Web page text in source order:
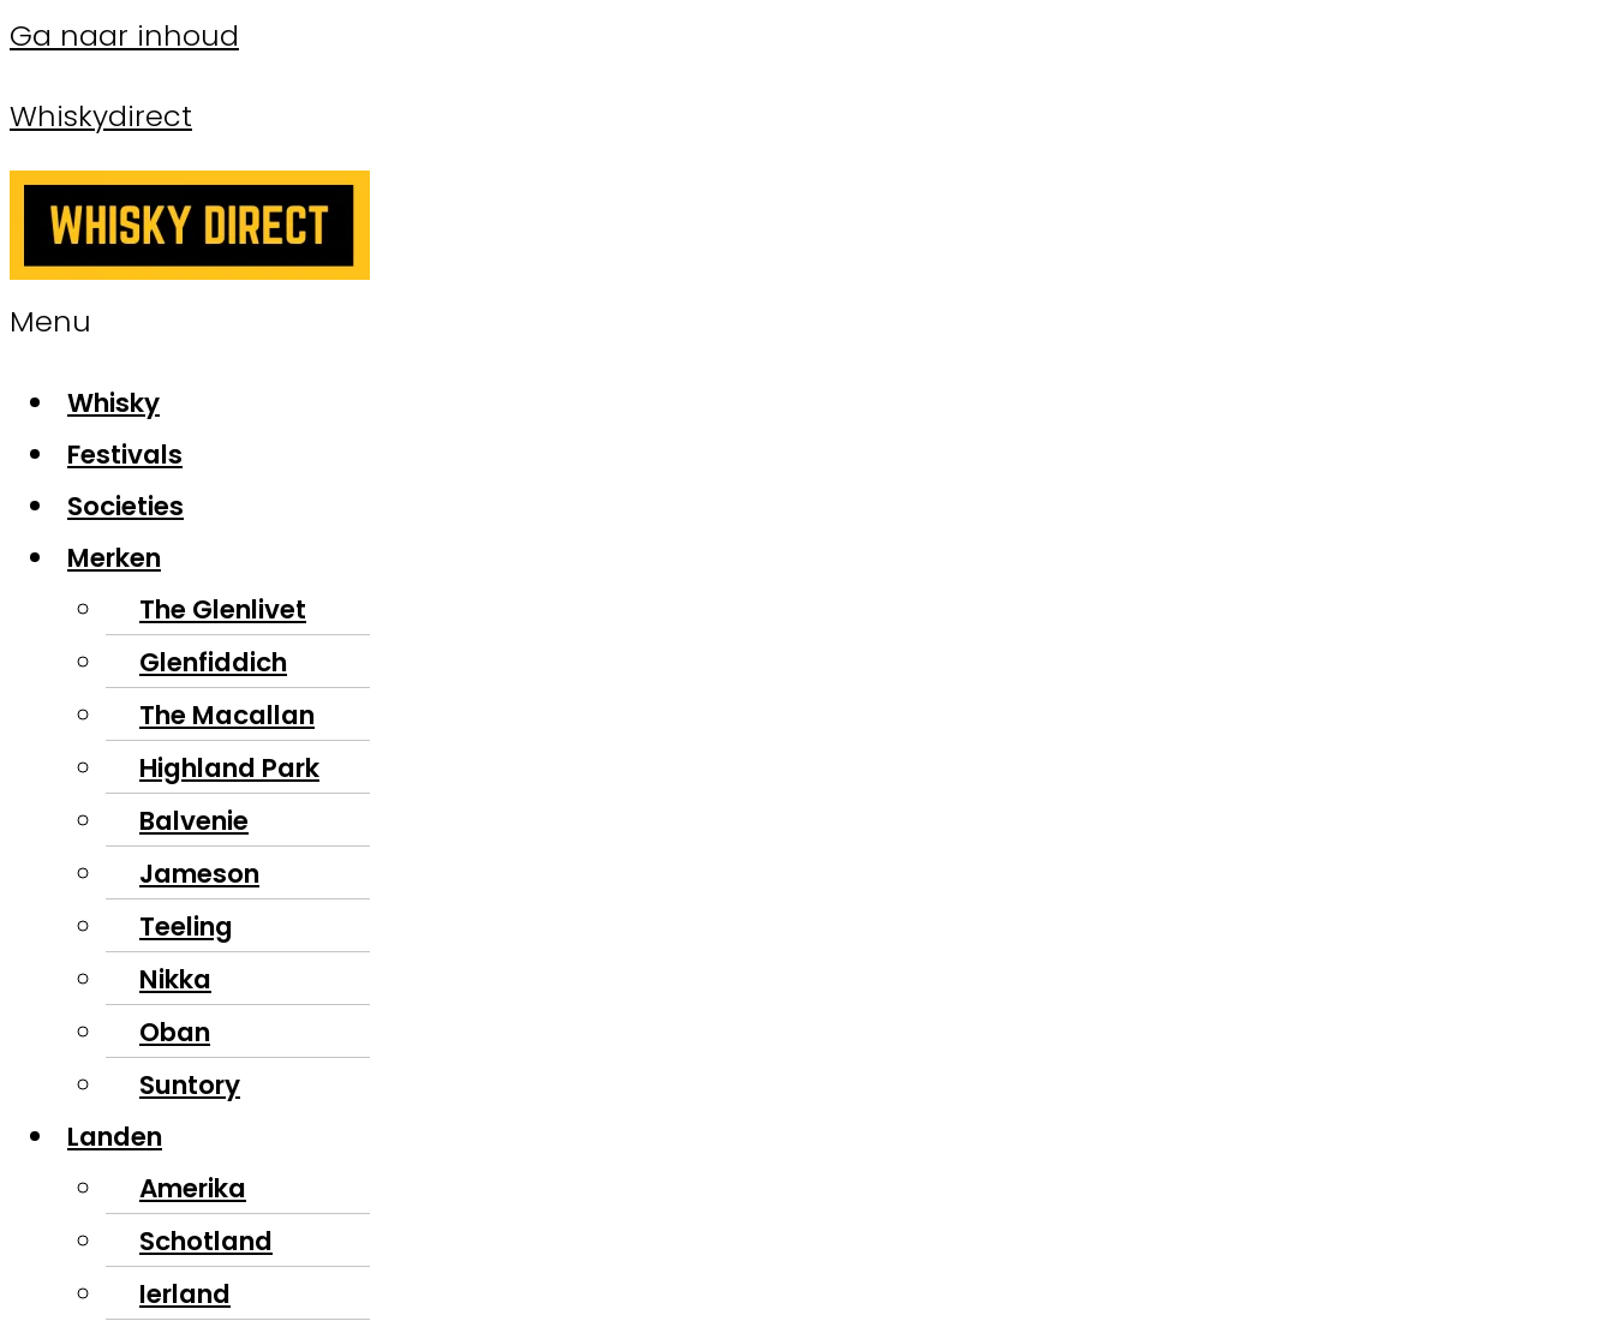
Ga naar inhoud
Whiskydirect
Menu
Whisky
Festivals
Societies
Merken
The Glenlivet
Glenfiddich
The Macallan
Highland Park
Balvenie
Jameson
Teeling
Nikka
Oban
Suntory
Landen
Amerika
Schotland
Ierland